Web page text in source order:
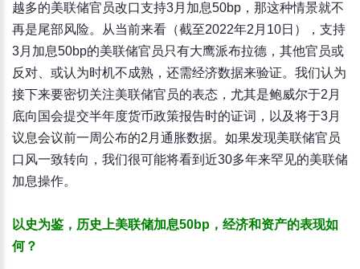
越多的美联储官员改口支持3月加息50bp，那这种情景就不
再是尾部风险。从当前来看（截至2022年2月10日），支持
3月加息50bp的美联储官员只有大鹰派布拉德，其他官员或
反对、或认为时机不成熟，还需经济数据来验证。我们认为
接下来要密切关注美联储官员的表态，尤其是鲍威尔于2月
底向国会提交半年度货币政策报告时的证词，以及将于3月
议息会议前一周公布的2月通胀数据。如果发现美联储官员
口风一致转向，我们很可能将看到近30多年来罕见的美联储
加息操作。
以史为鉴，历史上美联储加息50bp，经济和资产的表现如
何？